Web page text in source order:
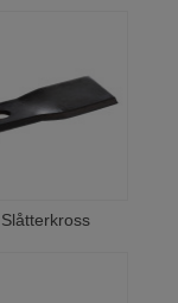
Slåtterkross